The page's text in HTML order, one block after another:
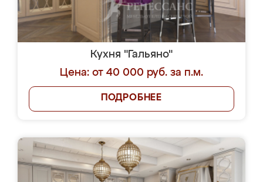
Кухня "Гальяно"
Цена: от 40 000 руб. за п.м.
ПОДРОБНЕЕ